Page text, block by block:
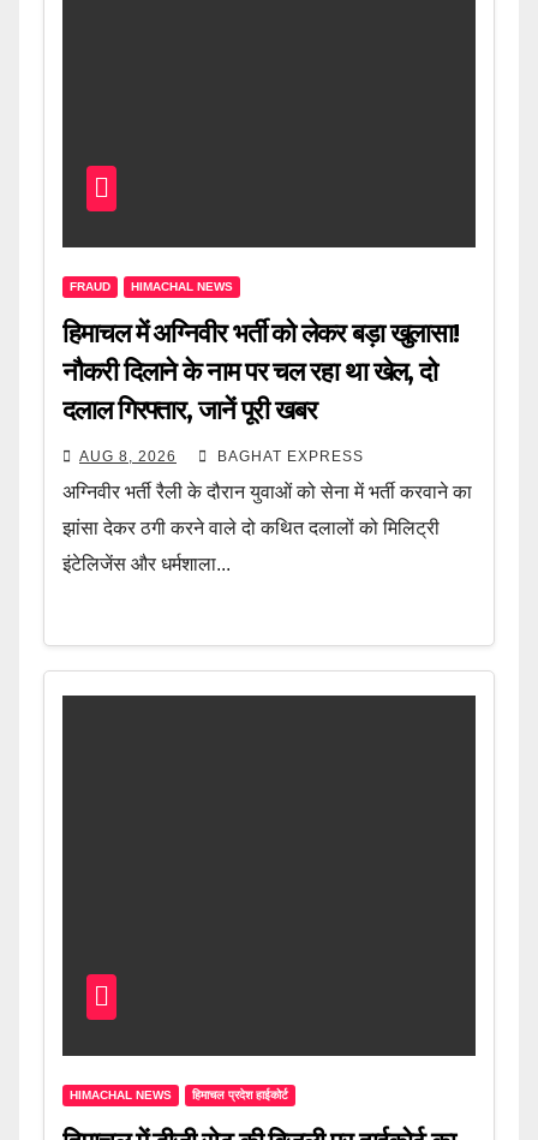
FRAUD HIMACHAL NEWS
हिमाचल में अग्निवीर भर्ती को लेकर बड़ा खुलासा!
नौकरी दिलाने के नाम पर चल रहा था खेल, दो
दलाल गिरफ्तार, जानें पूरी खबर
AUG 8, 2026 BAGHAT EXPRESS
अग्निवीर भर्ती रैली के दौरान युवाओं को सेना में भर्ती करवाने का
झांसा देकर ठगी करने वाले दो कथित दलालों को मिलिट्री
इंटेलिजेंस और धर्मशाला...
HIMACHAL NEWS हिमाचल प्रदेश हाईकोर्ट